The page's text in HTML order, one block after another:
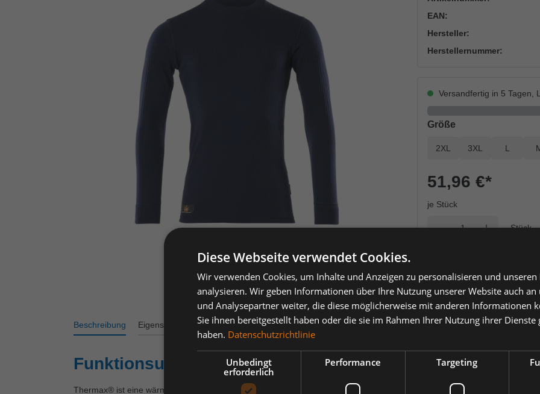
Hersteller:
EAN:
Herstellernummer:
Versandfertig in 5 Tagen,
Größe
2XL 3XL L
51,96 €*
je Stück
Anzahl verringern
Anzahl
Beschreibung Eigenschaften Varianten Bewertungen Downloads 1
Funktionsunterhemd MASCOT® Uppsala 00585-380
Thermax® ist eine wärmeisolierende, dreilagige Meterware. Feuchtigkeitstransportierend. Runder Halsausschnitt.
Diese Webseite verwendet Cookies.
Wir verwenden Cookies, um Inhalte und Anzeigen zu personalisieren und
analysieren. Wir geben Informationen über Ihre Nutzung unserer Website auch an
und Analysepartner weiter, die diese möglicherweise mit anderen Informationen
Sie ihnen bereitgestellt haben oder die sie im Rahmen Ihrer Nutzung ihrer Dienste
haben. Datenschutzrichtlinie
Unbedingt
erforderlich
Performance Targeting